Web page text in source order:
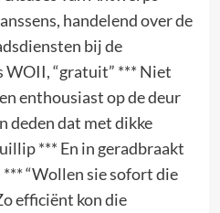
handelend over de
bij de
“gratuit” *** Niet
enthousiast op de deur
deden dat met dikke
*** En in geradbraakt
“Wollen sie sofort die
efficiënt kon die